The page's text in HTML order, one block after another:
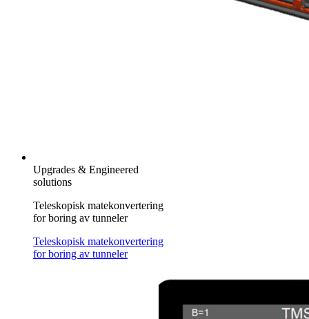
Upgrades & Engineered
solutions
Teleskopisk matekonvertering
for boring av tunneler
Teleskopisk matekonvertering
for boring av tunneler